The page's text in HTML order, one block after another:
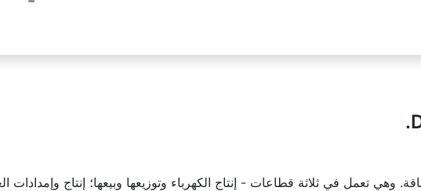
تعمل في ثلاثة قطاعات - إنتاج الكهرباء وتوزيعها وبيعها؛ إنتاج وإمدادات